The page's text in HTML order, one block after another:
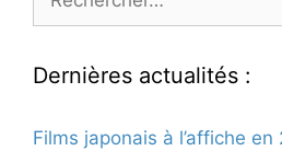
Dernières actualités :
Films japonais à l’affiche